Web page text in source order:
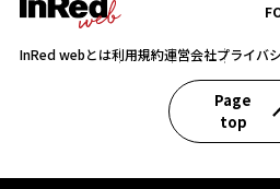
InRed webとは利用規約運営会社プライバ
Page
top